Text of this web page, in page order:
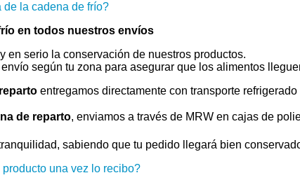
la cadena de frío?
en todos nuestros envíos
en serio la conservación de nuestros productos.
según tu zona para asegurar que los alimentos
entregamos directamente con transporte
de reparto, enviamos a través de MRW en cajas de
sabiendo que tu pedido llegará bien
una vez lo recibo?